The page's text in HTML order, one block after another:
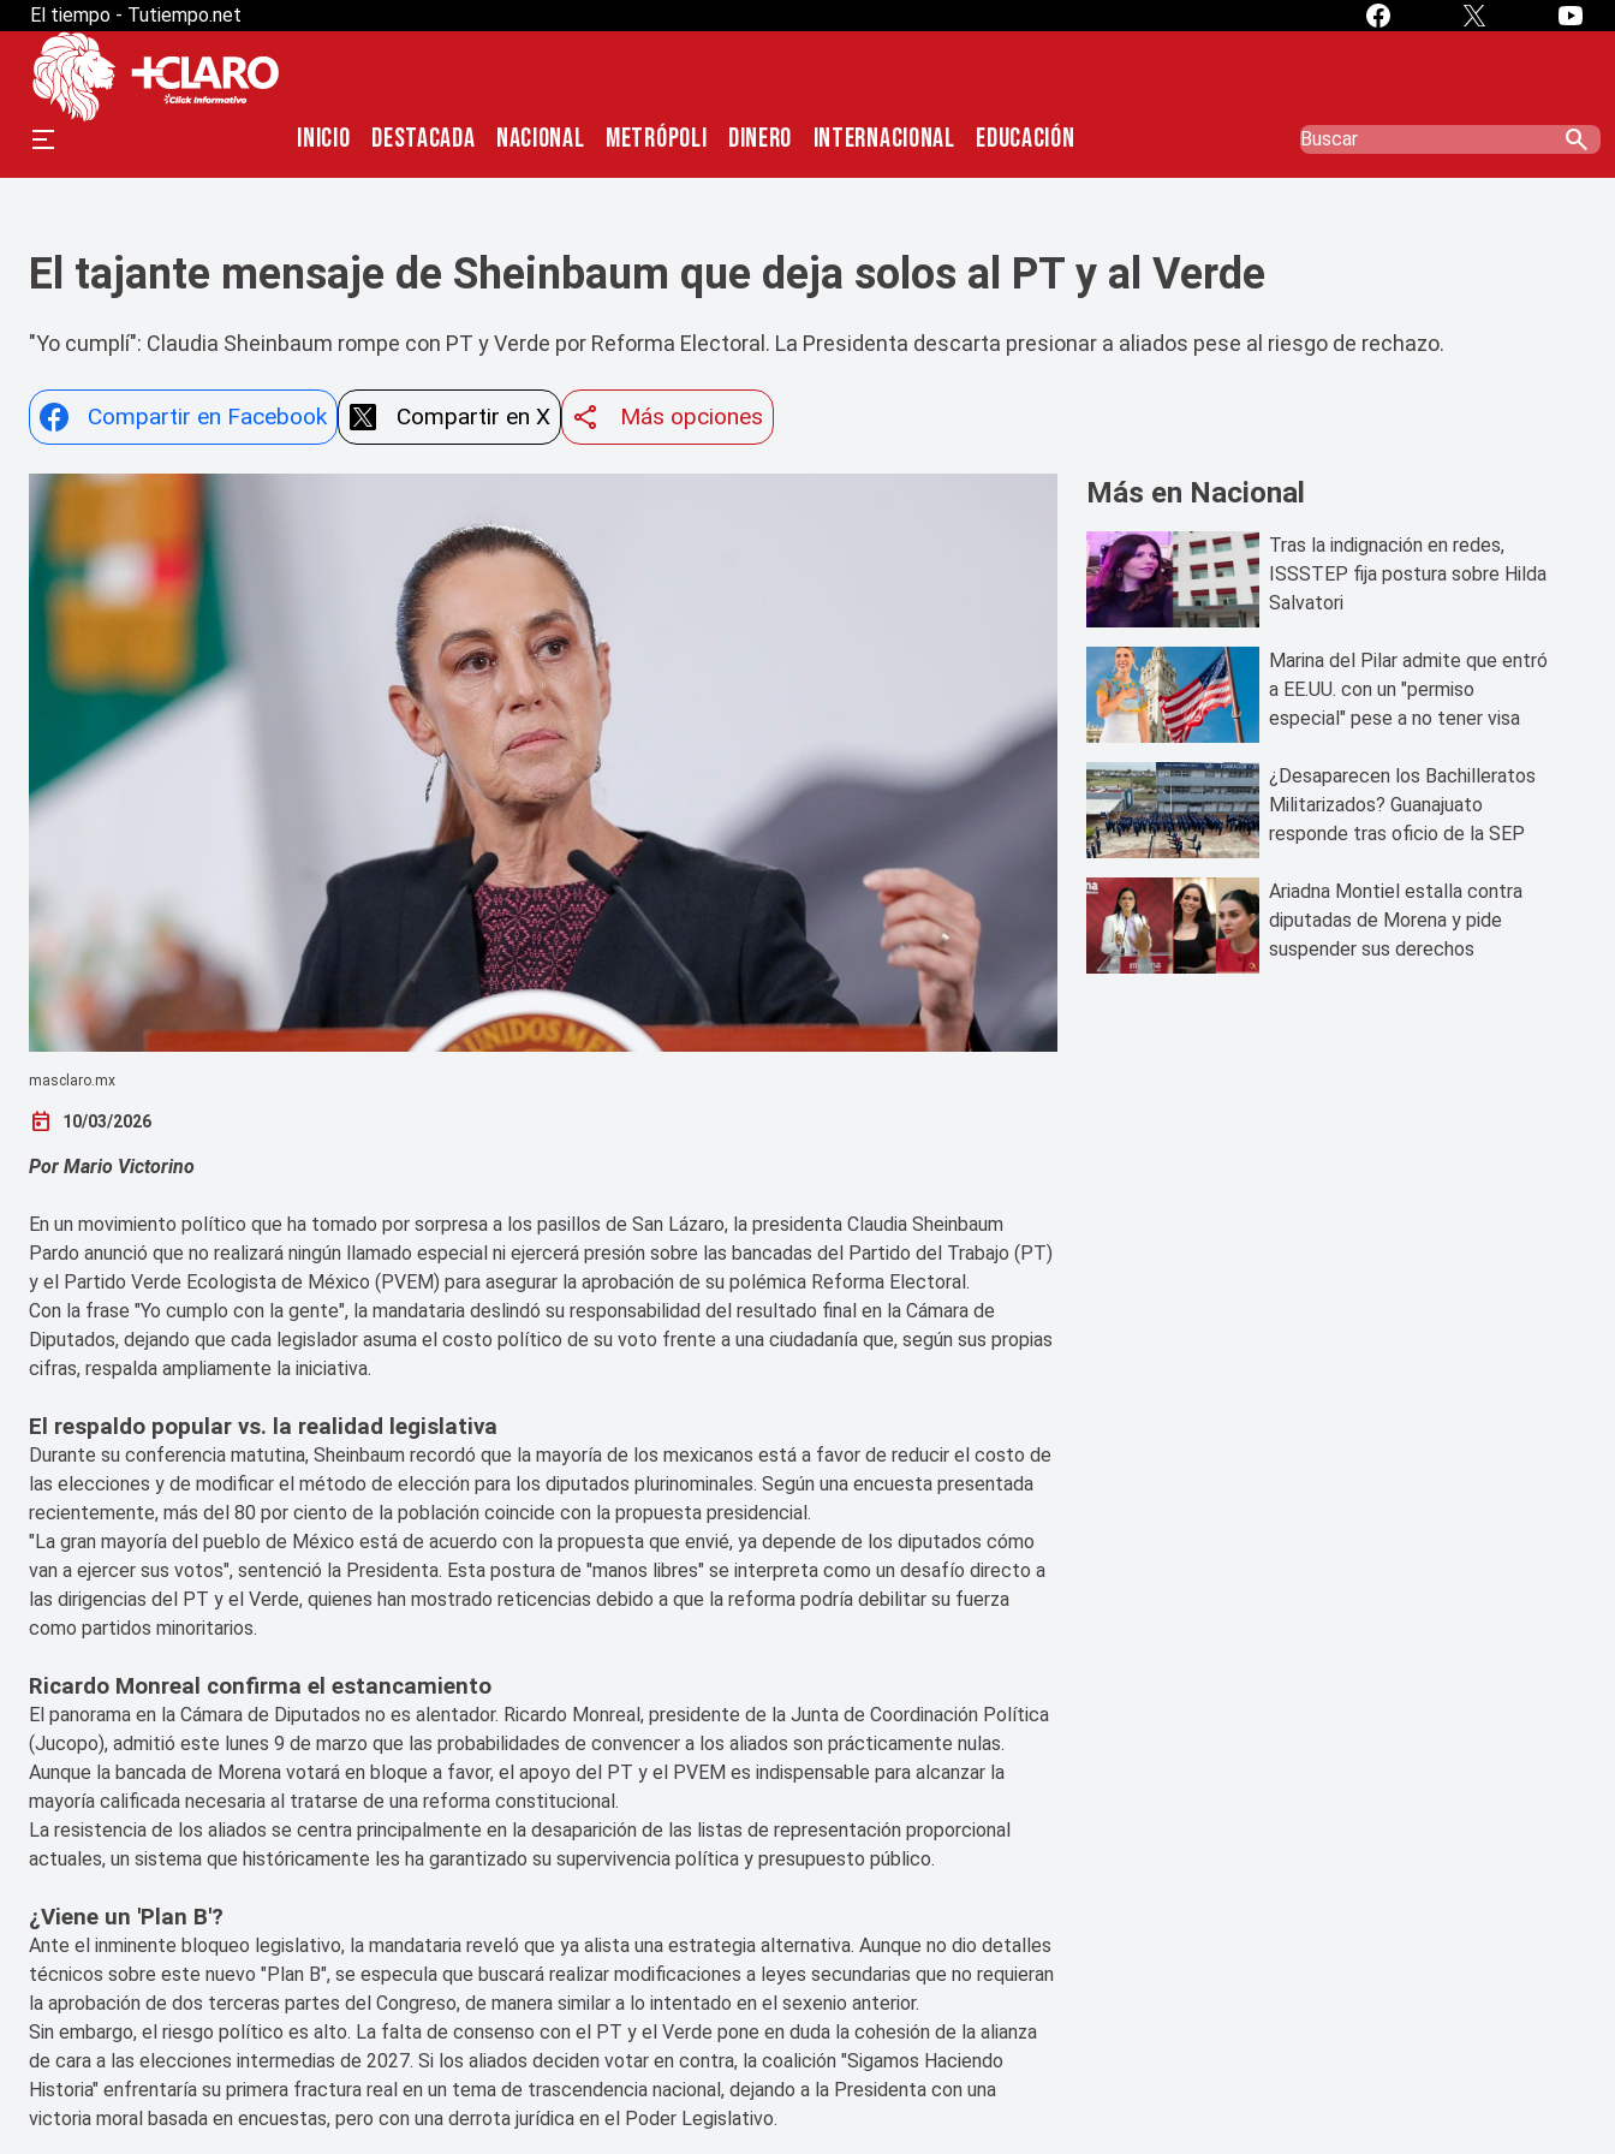
" />" />
El tiempo - Tutiempo.net
INICIO DESTACADA NACIONAL METRÓPOLI DINERO INTERNACIONAL EDUCACIÓN search
El tajante mensaje de Sheinbaum que deja solos al PT y al Verde
"Yo cumplí": Claudia Sheinbaum rompe con PT y Verde por Reforma Electoral. La Presidenta descarta presionar a aliados pese al riesgo de rechazo.
Compartir en Facebook Compartir en X Más opciones
masclaro.mx
today 10/03/2026
Por Mario Victorino
En un movimiento político que ha tomado por sorpresa a los pasillos de San Lázaro, la presidenta Claudia Sheinbaum
Pardo anunció que no realizará ningún llamado especial ni ejercerá presión sobre las bancadas del Partido del Trabajo (PT)
y el Partido Verde Ecologista de México (PVEM) para asegurar la aprobación de su polémica Reforma Electoral.
Con la frase "Yo cumplo con la gente", la mandataria deslindó su responsabilidad del resultado final en la Cámara de
Diputados, dejando que cada legislador asuma el costo político de su voto frente a una ciudadanía que, según sus propias
cifras, respalda ampliamente la iniciativa.
El respaldo popular vs. la realidad legislativa
Durante su conferencia matutina, Sheinbaum recordó que la mayoría de los mexicanos está a favor de reducir el costo de
las elecciones y de modificar el método de elección para los diputados plurinominales. Según una encuesta presentada
recientemente, más del 80 por ciento de la población coincide con la propuesta presidencial.
"La gran mayoría del pueblo de México está de acuerdo con la propuesta que envié, ya depende de los diputados cómo
van a ejercer sus votos", sentenció la Presidenta. Esta postura de "manos libres" se interpreta como un desafío directo a
las dirigencias del PT y el Verde, quienes han mostrado reticencias debido a que la reforma podría debilitar su fuerza
como partidos minoritarios.
Ricardo Monreal confirma el estancamiento
El panorama en la Cámara de Diputados no es alentador. Ricardo Monreal, presidente de la Junta de Coordinación Política
(Jucopo), admitió este lunes 9 de marzo que las probabilidades de convencer a los aliados son prácticamente nulas.
Aunque la bancada de Morena votará en bloque a favor, el apoyo del PT y el PVEM es indispensable para alcanzar la
mayoría calificada necesaria al tratarse de una reforma constitucional.
La resistencia de los aliados se centra principalmente en la desaparición de las listas de representación proporcional
actuales, un sistema que históricamente les ha garantizado su supervivencia política y presupuesto público.
¿Viene un 'Plan B'?
Ante el inminente bloqueo legislativo, la mandataria reveló que ya alista una estrategia alternativa. Aunque no dio detalles
técnicos sobre este nuevo "Plan B", se especula que buscará realizar modificaciones a leyes secundarias que no requieran
la aprobación de dos terceras partes del Congreso, de manera similar a lo intentado en el sexenio anterior.
Sin embargo, el riesgo político es alto. La falta de consenso con el PT y el Verde pone en duda la cohesión de la alianza
de cara a las elecciones intermedias de 2027. Si los aliados deciden votar en contra, la coalición "Sigamos Haciendo
Historia" enfrentaría su primera fractura real en un tema de trascendencia nacional, dejando a la Presidenta con una
victoria moral basada en encuestas, pero con una derrota jurídica en el Poder Legislativo.
Más en Nacional
Tras la indignación en redes,
ISSSTEP fija postura sobre Hilda
Salvatori
Marina del Pilar admite que entró
a EE.UU. con un "permiso
especial" pese a no tener visa
¿Desaparecen los Bachilleratos
Militarizados? Guanajuato
responde tras oficio de la SEP
Ariadna Montiel estalla contra
diputadas de Morena y pide
suspender sus derechos